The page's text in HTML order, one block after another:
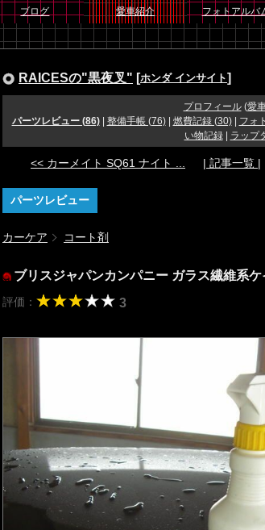
ブログ 愛車紹介 フォトアルバ
RAICESの"黒夜叉" [ホンダ インサイト]
プロフィール(愛
パーツレビュー (86)| 整備手帳 (76)| 燃費記録 (30)| フォ
い物記録| ラップ
<< カーメイト SQ61 ナイト ... | 記事一覧 |
パーツレビュー
カーケア コート剤
ブリスジャパンカンパニー ガラス繊維系
評価： 3